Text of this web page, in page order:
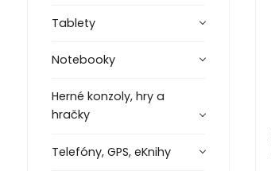
Tablety
Notebooky
Herné konzoly, hry a
hračky
Telefóny, GPS, eKnihy